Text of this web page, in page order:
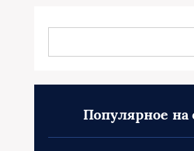
Популярное на